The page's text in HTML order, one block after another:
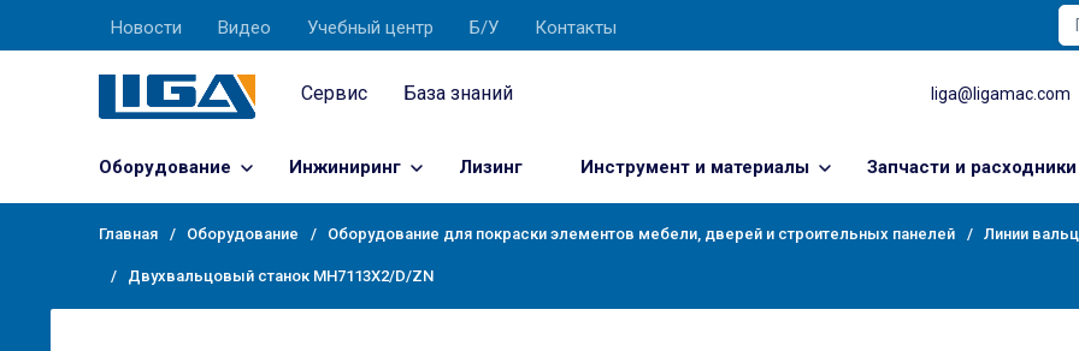
Новости Видео Учебный центр Б/У Контакты
Сервис База знаний liga@ligamac.com
Оборудование Инжиниринг Лизинг Инструмент и материалы Запчасти и расходники
Главная Оборудование Оборудование для покраски элементов мебели, дверей и строительных панелей Линии
Двухвальцовый станок MH7113X2/D/ZN